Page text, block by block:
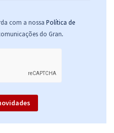
com a nossa Política de
do Gran.